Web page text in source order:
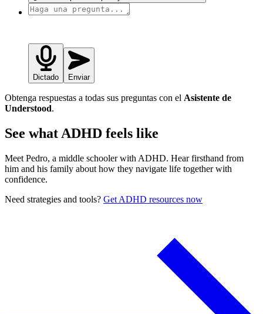
Dictado Enviar
Obtenga respuestas a todas sus preguntas con el Asistente de
Understood.
See what ADHD feels like
Meet Pedro, a middle schooler with ADHD. Hear firsthand from
him and his family about how they navigate life together with
confidence.
Need strategies and tools? Get ADHD resources now